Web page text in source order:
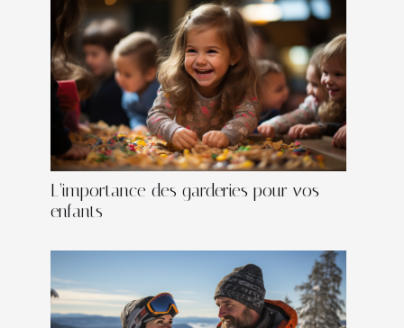
L’importance des garderies pour vos
enfants